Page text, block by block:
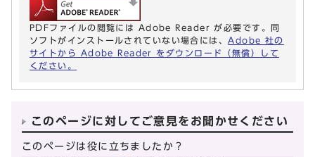
PDFファイルの閲覧には Adobe Reader が必要です。同
ソフトがインストールされていない場合には、 Adobe 社の
サイトから Adobe Reader をダウンロード（無償）して
ください。
このページに対してご意見をお聞かせください
このページは役に立ちましたか？